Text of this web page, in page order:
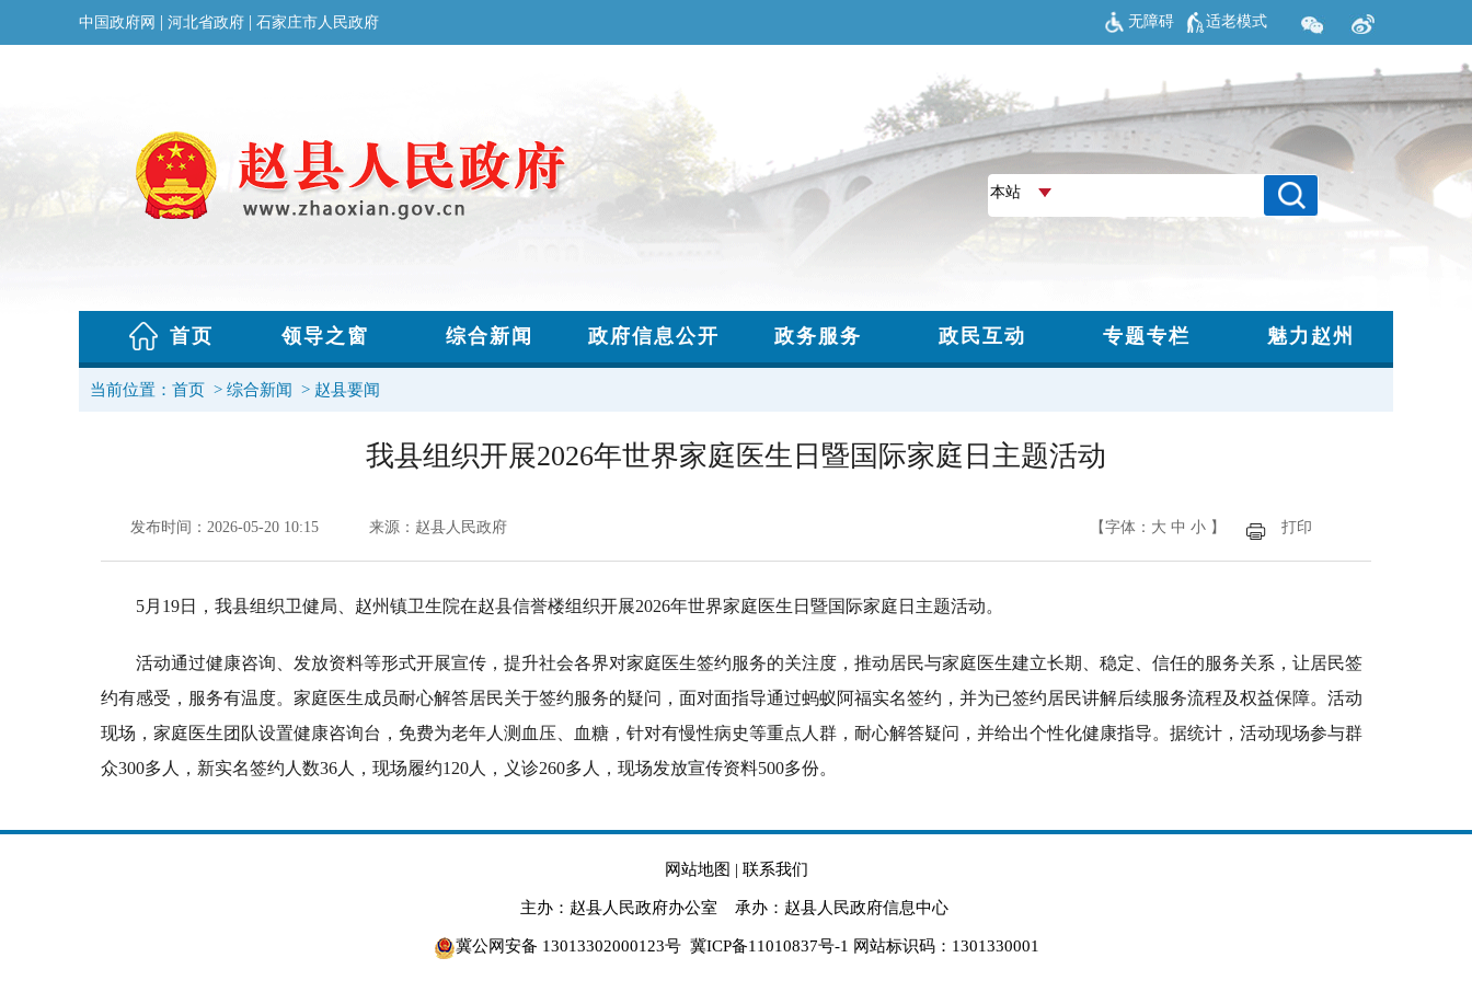
无障碍 适老模式
当前位置： 首页 > 综合新闻 > 赵县要闻
我县组织开展2026年世界家庭医生日暨国际家庭日主题活动
发布时间：2026-05-20 10:15 来源：赵县人民政府 【字体： 大 中 小 】 打印
5月19日，我县组织卫健局、赵州镇卫生院在赵县信誉楼组织开展2026年世界家庭医生日暨国际家庭日主题活动。
活动通过健康咨询、发放资料等形式开展宣传，提升社会各界对家庭医生签约服务的关注度，推动居民与家庭医生建立长期、稳定、信任的服务关系，让居民签
约有感受，服务有温度。家庭医生成员耐心解答居民关于签约服务的疑问，面对面指导通过蚂蚁阿福实名签约，并为已签约居民讲解后续服务流程及权益保障。活动
现场，家庭医生团队设置健康咨询台，免费为老年人测血压、血糖，针对有慢性病史等重点人群，耐心解答疑问，并给出个性化健康指导。据统计，活动现场参与群
众300多人，新实名签约人数36人，现场履约120人，义诊260多人，现场发放宣传资料500多份。